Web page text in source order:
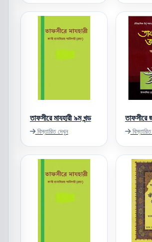
তাফসীরে মাযহারী ৯ম খন্ড
বিস্তারিত দেখুন
তাফসীরে